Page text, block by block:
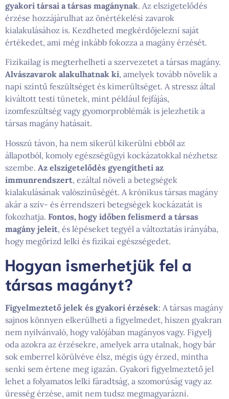
gyakori társai a társas magánynak. Az elszigetelődés
érzése hozzájárulhat az önértékelési zavarok
kialakulásához is. Kezdheted megkérdőjelezni saját
értékedet, ami még inkább fokozza a magány érzését.
Fizikailag is megterhelheti a szervezetet a társas magány.
Alvászavarok alakulhatnak ki, amelyek tovább növelik a
napi szintű feszültséget és kimerültséget. A stressz által
kiváltott testi tünetek, mint például fejfájás,
izomfeszültség vagy gyomorproblémák is jelezhetik a
társas magány hatásait.
Hosszú távon, ha nem sikerül kikerülni ebből az
állapotból, komoly egészségügyi kockázatokkal nézhetsz
szembe. Az elszigetelődés gyengítheti az
immunrendszert, ezáltal növeli a betegségek
kialakulásának valószínűségét. A krónikus társas magány
akár a szív- és érrendszeri betegségek kockázatát is
fokozhatja. Fontos, hogy időben felismerd a társas
magány jeleit, és lépéseket tegyél a változtatás irányába,
hogy megőrizd lelki és fizikai egészségedet.
Hogyan ismerhetjük fel a
társas magányt?
Figyelmeztető jelek és gyakori érzések: A társas magány
sajnos könnyen elkerülheti a figyelmedet, hiszen gyakran
nem nyilvánvaló, hogy valójában magányos vagy. Figyelj
oda azokra az érzésekre, amelyek arra utalnak, hogy bár
sok emberrel körülvéve élsz, mégis úgy érzed, mintha
senki sem értene meg igazán. Gyakori figyelmeztető jel
lehet a folyamatos lelki fáradtság, a szomorúság vagy az
üresség érzése, amit nem tudsz megmagyarázni.